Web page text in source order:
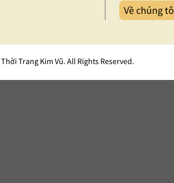
Về chúng
Trang Kim Vũ. All Rights Reserved.